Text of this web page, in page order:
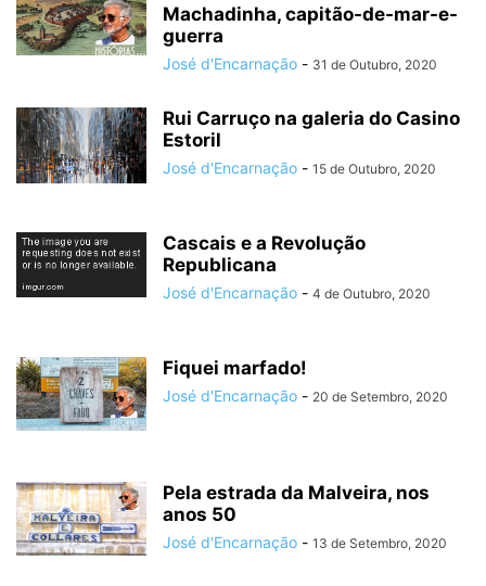
Machadinha, capitão-de-mar-e-
guerra
José d'Encarnação - 31 de Outubro, 2020
Rui Carruço na galeria do Casino
Estoril
José d'Encarnação - 15 de Outubro, 2020
Cascais e a Revolução
Republicana
José d'Encarnação - 4 de Outubro, 2020
Fiquei marfado!
José d'Encarnação - 20 de Setembro, 2020
Pela estrada da Malveira, nos
anos 50
José d'Encarnação - 13 de Setembro, 2020